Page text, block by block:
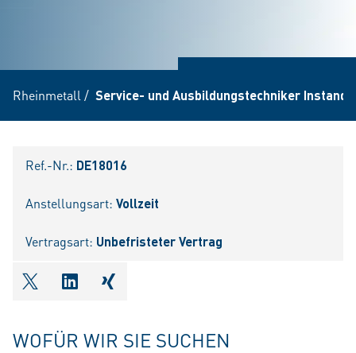
Rheinmetall / Service- und Ausbildungstechniker
Ref.-Nr.: DE18016
Anstellungsart: Vollzeit
Vertragsart: Unbefristeter Vertrag
shareOntwitter
shareOnlinkedIn
shareOnxing
WOFÜR WIR SIE SUCHEN